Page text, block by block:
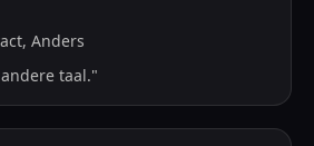
Anders
taal."